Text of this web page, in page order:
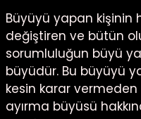
Büyüyü yapan kişinin
değiştiren ve bütün
sorumluluğun büyü
büyüdür. Bu büyüyü
kesin karar
ayırma büyüsü